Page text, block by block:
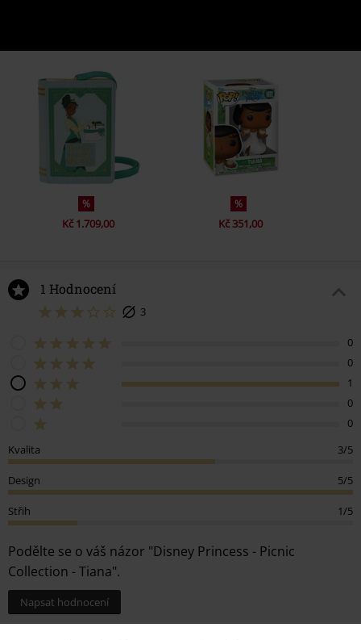
%
Kč 1.709,00
%
Kč 351,00
1 Hodnocení
3
0
0
1
0
0
Kvalita
3/5
Design 5/5
Střih 1/5
Podělte se o váš názor "Disney Princess - Picnic
Collection - Tiana".
Napsat hodnocení